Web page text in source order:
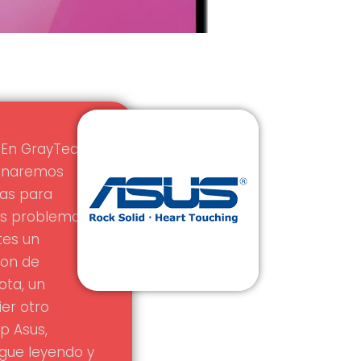
GrayTech
para
problemas
un
de
un
otro
Asus,
leyendo y